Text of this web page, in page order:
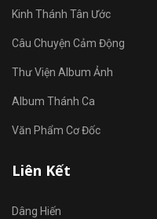
Kinh Thánh Tân Ước
Câu Chuyện Cảm Động
Thư Viện Album Ảnh
Album Thánh Ca
Văn Phẩm Cơ Đốc
Liên Kết
Dâng Hiến